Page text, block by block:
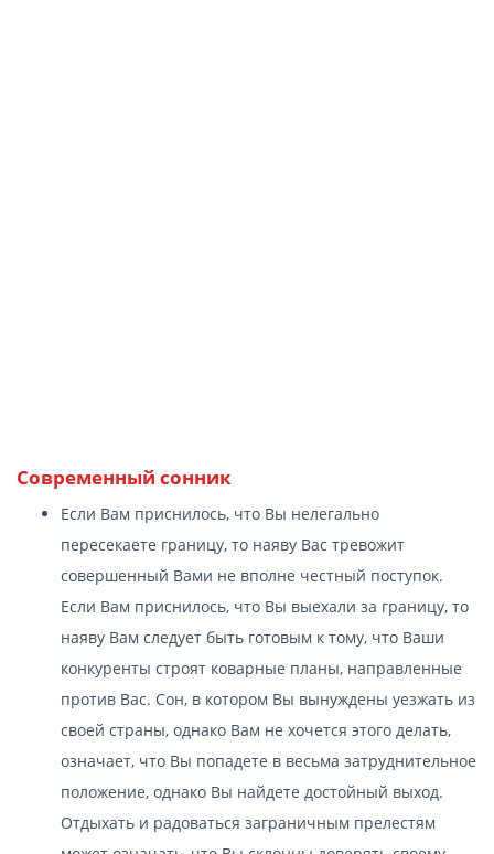
Современный сонник
Если Вам приснилось, что Вы нелегально
пересекаете границу, то наяву Вас тревожит
совершенный Вами не вполне честный поступок.
Если Вам приснилось, что Вы выехали за границу, то
наяву Вам следует быть готовым к тому, что Ваши
конкуренты строят коварные планы, направленные
против Вас. Сон, в котором Вы вынуждены уезжать из
своей страны, однако Вам не хочется этого делать,
означает, что Вы попадете в весьма затруднительное
положение, однако Вы найдете достойный выход.
Отдыхать и радоваться заграничным прелестям